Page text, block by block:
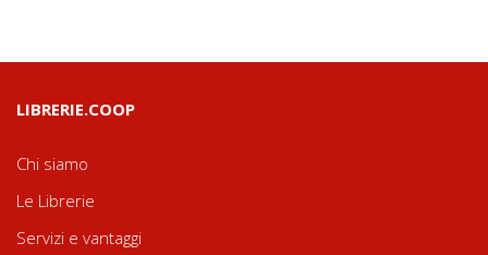
LIBRERIE.COOP
Chi siamo
Le Librerie
Servizi e vantaggi